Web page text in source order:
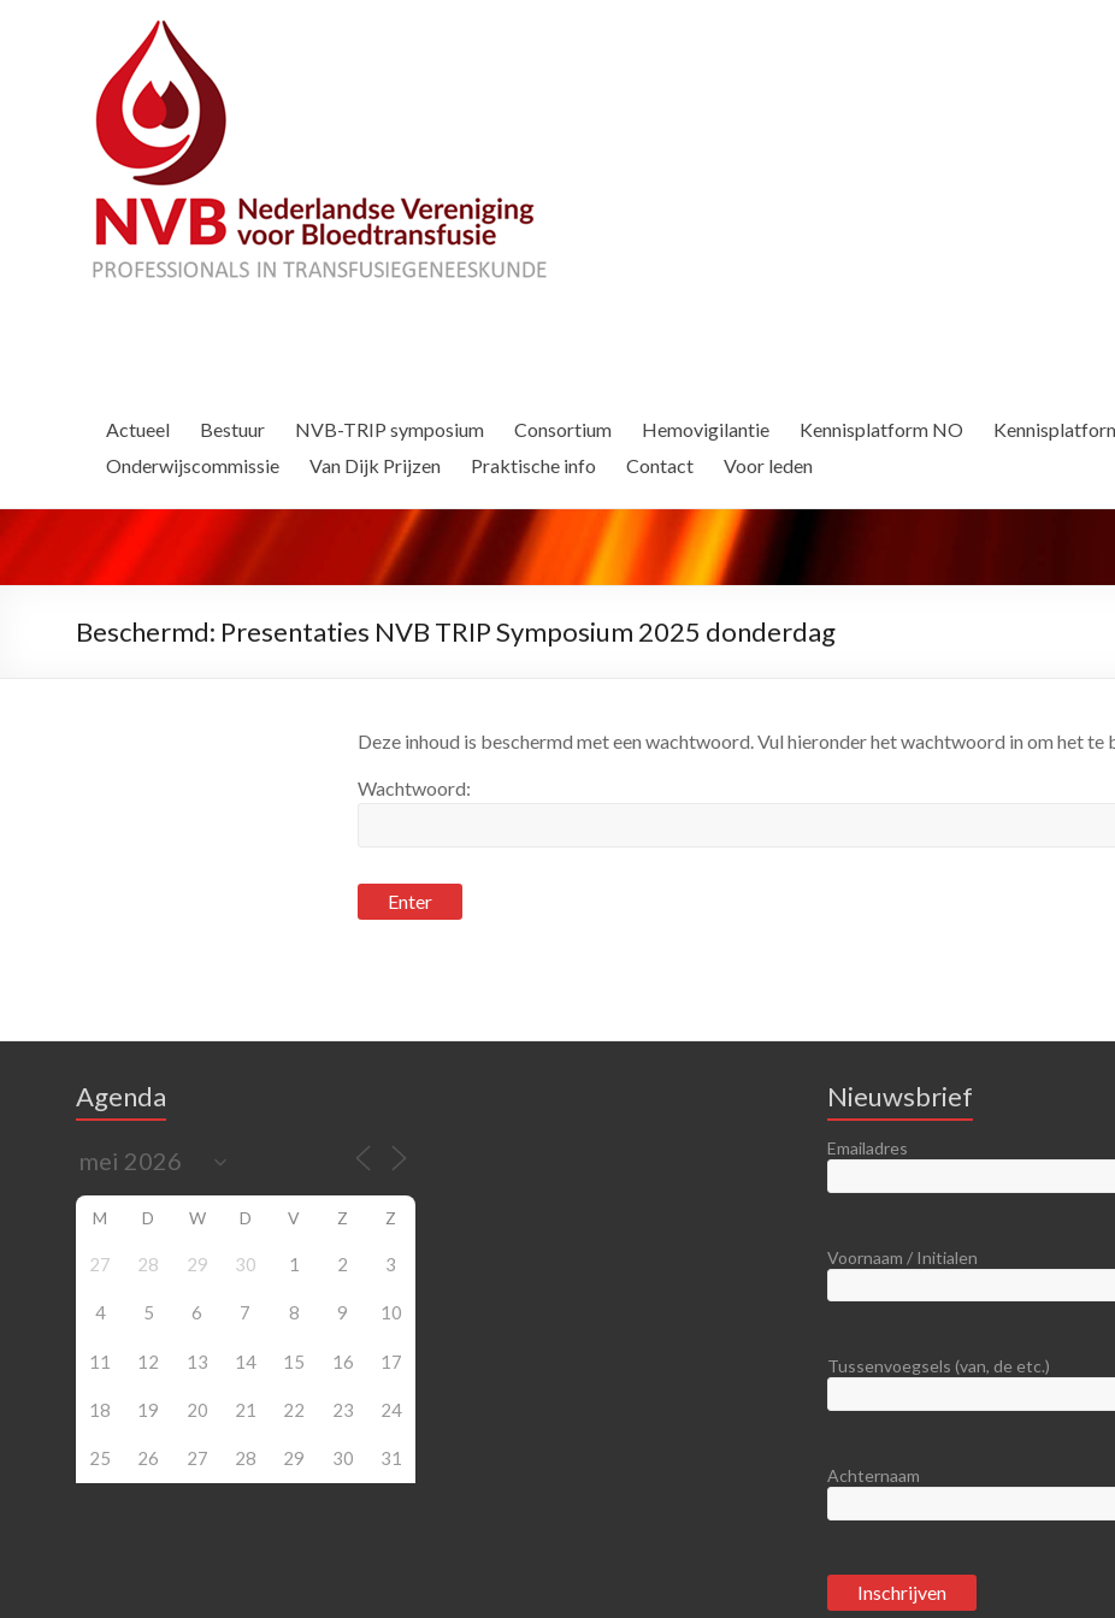
Actueel Bestuur NVB-TRIP symposium Consortium Hemovigilantie Kennisplatform NO
Onderwijscommissie
Van Dijk Prijzen Praktische info Contact Voor leden
Beschermd: Presentaties NVB TRIP Symposium 2025 donderdag
Deze inhoud is beschermd met een wachtwoord. Vul hieronder het wachtwoord in om het te
Wachtwoord:
Agenda
M D W D V Z Z
27 28 29 30 1 2 3
4 5 6 7 8 9 10
11 12 13 14 15 16 17
18 19 20 21 22 23 24
25 26 27 28 29 30 31
Nieuwsbrief
Emailadres
Voornaam / Initialen
Tussenvoegsels (van, de etc.)
Achternaam